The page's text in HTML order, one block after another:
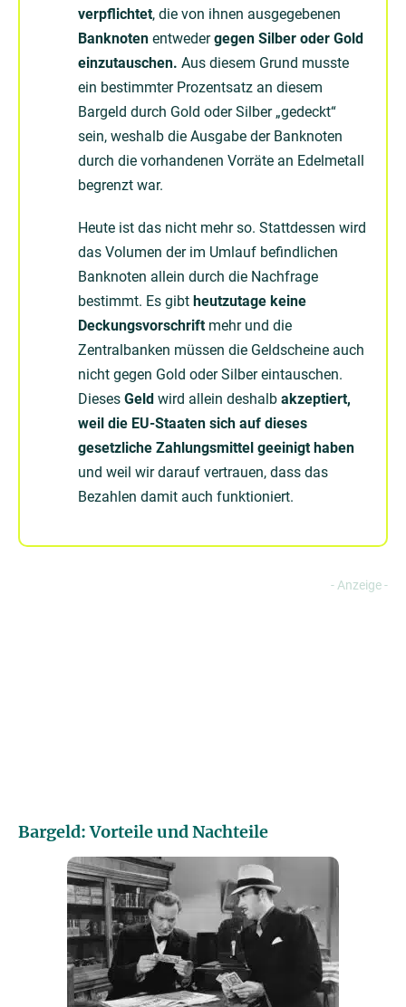
verpflichtet, die von ihnen ausgegebenen
Banknoten entwedergegen Silber oder Gold
einzutauschen. Aus diesem Grund musste
ein bestimmter Prozentsatz an diesem
Bargeld durch Gold oder Silber „gedeckt“
sein, weshalb die Ausgabe der Banknoten
durch die vorhandenen Vorräte an Edelmetall
begrenzt war.
Heute ist das nicht mehr so. Stattdessen wird
das Volumen der im Umlauf befindlichen
Banknoten allein durch die Nachfrage
bestimmt. Es gibt heutzutage keine
Deckungsvorschriftmehr und die
Zentralbanken müssen die Geldscheine auch
nicht gegen Gold oder Silber eintauschen.
Dieses Geld wird allein deshalb akzeptiert,
weil die EU-Staaten sich auf dieses
gesetzliche Zahlungsmittel geeinigt haben
und weil wir darauf vertrauen, dass das
Bezahlen damit auch funktioniert.
Bargeld: Vorteile und Nachteile